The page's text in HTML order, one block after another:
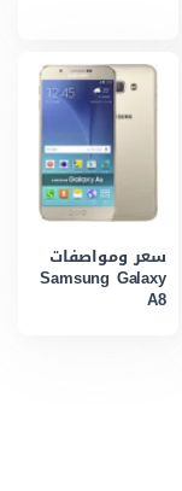
سعر ومواصفات
Samsung Galaxy
A8